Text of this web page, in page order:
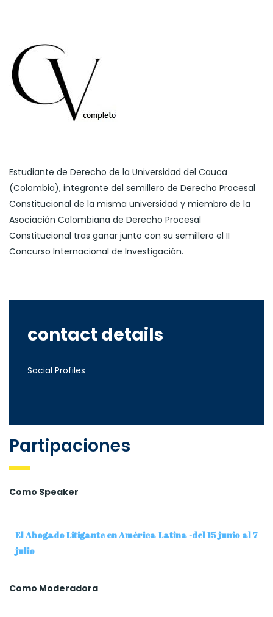
Estudiante de Derecho de la Universidad del Cauca
(Colombia), integrante del semillero de Derecho Procesal
Constitucional de la misma universidad y miembro de la
Asociación Colombiana de Derecho Procesal
Constitucional tras ganar junto con su semillero el II
Concurso Internacional de Investigación.
contact details
Social Profiles
Partipaciones
Como Speaker
El Abogado Litigante en América Latina -del 15 junio al 7
julio
Como Moderadora